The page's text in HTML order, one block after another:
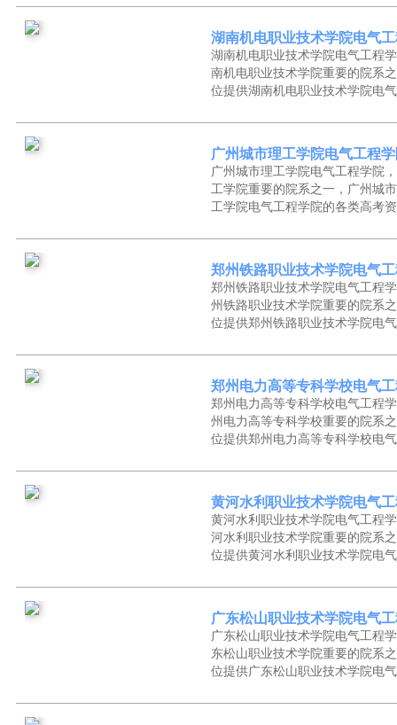
湖南机电职业技术学院电气
湖南机电职业技术学院电气工程
南机电职业技术学院重要的院系
位提供湖南机电职业技术学院电
广州城市理工学院电气工程
广州城市理工学院电气工程学院
工学院重要的院系之一，广州城
工学院电气工程学院的各类高考
郑州铁路职业技术学院电气
郑州铁路职业技术学院电气工程
州铁路职业技术学院重要的院系
位提供郑州铁路职业技术学院电
郑州电力高等专科学校电气
郑州电力高等专科学校电气工程
州电力高等专科学校重要的院系
位提供郑州电力高等专科学校电
黄河水利职业技术学院电气
黄河水利职业技术学院电气工程
河水利职业技术学院重要的院系
位提供黄河水利职业技术学院电
广东松山职业技术学院电气
广东松山职业技术学院电气工程
东松山职业技术学院重要的院系
位提供广东松山职业技术学院电